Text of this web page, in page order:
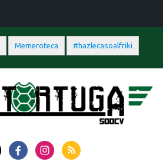
Memeroteca #hazlecasoalfriki